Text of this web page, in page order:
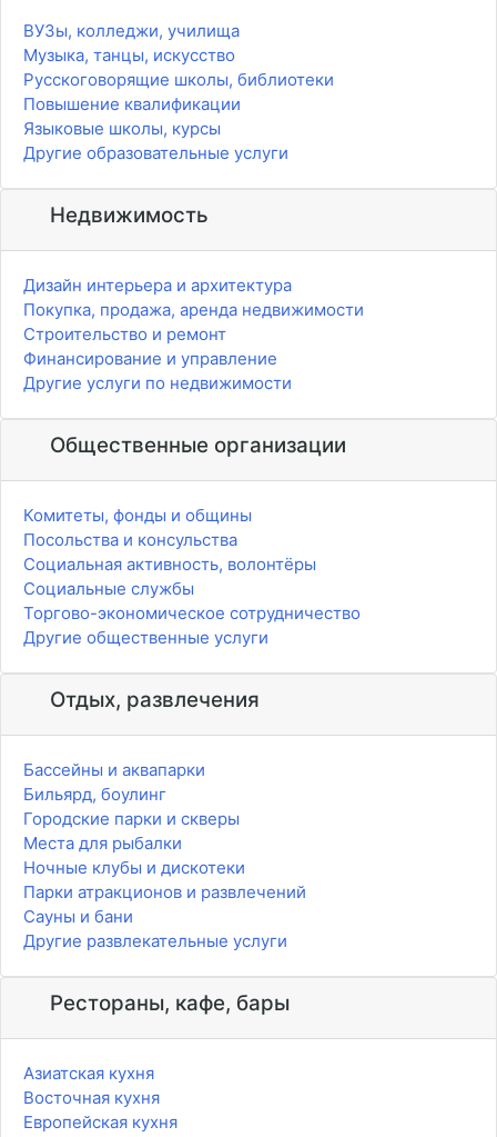
ВУЗы, колледжи, училища
Музыка, танцы, искусство
Русскоговорящие школы, библиотеки
Повышение квалификации
Языковые школы, курсы
Другие образовательные услуги
Недвижимость
Дизайн интерьера и архитектура
Покупка, продажа, аренда недвижимости
Строительство и ремонт
Финансирование и управление
Другие услуги по недвижимости
Общественные организации
Комитеты, фонды и общины
Посольства и консульства
Социальная активность, волонтёры
Социальные службы
Торгово-экономическое сотрудничество
Другие общественные услуги
Отдых, развлечения
Бассейны и аквапарки
Бильярд, боулинг
Городские парки и скверы
Места для рыбалки
Ночные клубы и дискотеки
Парки атракционов и развлечений
Сауны и бани
Другие развлекательные услуги
Рестораны, кафе, бары
Азиатская кухня
Восточная кухня
Европейская кухня